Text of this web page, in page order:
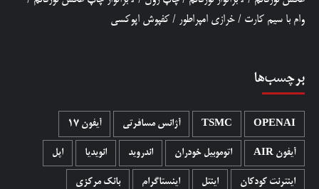
وام با سیم کارت / خرازی امپراطور / کفپوش اپوکسی
برچسب‌ها
OPENAI
TSMC آژانس مسافرتی آیفون 17
آیفون AIR اتوموبیل خودران اندروید انویدیا اپل
اینترنت کودکان اینتل اینستاگرام بانک مرکزی